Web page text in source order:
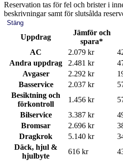
Reservation tas för fel och brister i
beskrivningar samt för slutsålda
Stäng
Uppdrag
Jämför och
spara*
AC
2.079 kr
Andra uppdrag
2.481 kr
Avgaser
2.292 kr
Basservice
2.037 kr
Besiktning och
förkontroll
1.456 kr
Bilservice
3.387 kr
Bromsar
2.696 kr
Dragkrok
5.140 kr
Däck, hjul &
hjulbyte
616 kr